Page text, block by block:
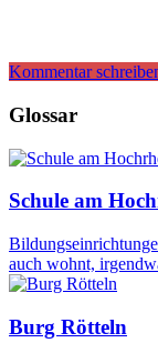
Kommentar
Glossar
Schule am
auch wohnt,
Burg Rötteln